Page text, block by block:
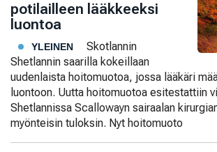
potilailleen lääkkeeksi
luontoa
YLEINEN
Skotlannin
Shetlannin saarilla kokeillaan
uudenlaista hoitomuotoa, jossa lääkäri
luontoon. Uutta hoitomuotoa esitestattiin
Shetlannissa Scallowayn sairaalan
myönteisin tuloksin. Nyt hoitomuoto